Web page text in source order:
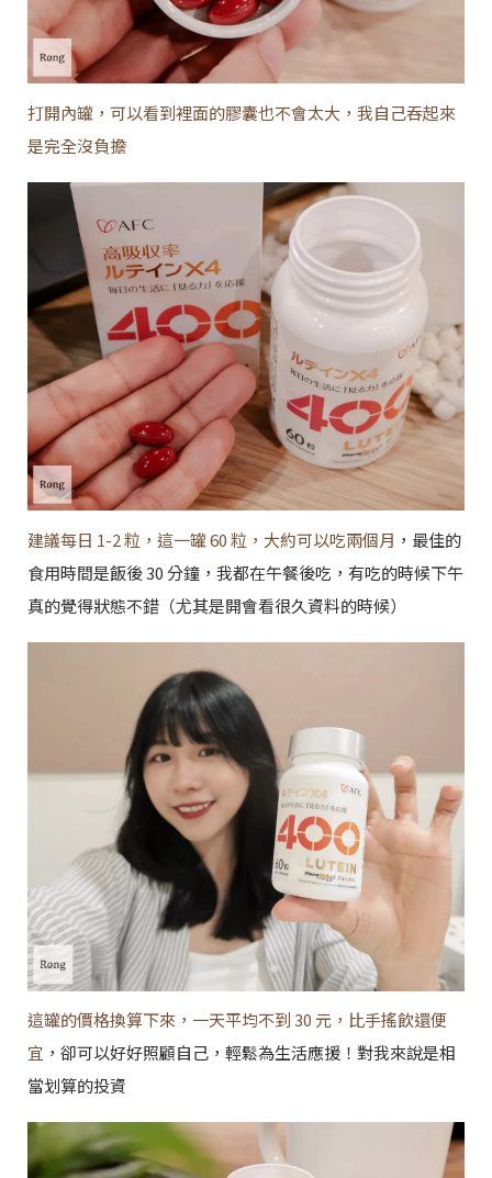
打開內罐，可以看到裡面的膠囊也不會太大，我自己吞起來
是完全沒負擔
建議每日 1-2 粒，這一罐 60 粒，大約可以吃兩個月 ，最佳的
食用時間是飯後 30 分鐘，我都在午餐後吃，有吃的時候下午
真的覺得狀態不錯（尤其是開會看很久資料的時候）
這罐的價格換算下來，一天平均不到 30 元，比手搖飲還便
宜 ，卻可以好好照顧自己，輕鬆為生活應援！對我來說是相
當划算的投資